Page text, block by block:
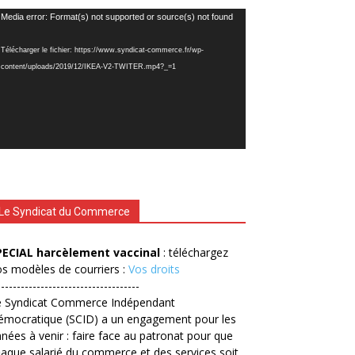
Media error: Format(s) not supported or source(s) not found
Télécharger le fichier: https://www.syndicat-commerce.fr/wp-
content/uploads/2019/12/IKEA-V2-TWITER.mp4?_=1
Le Syndicat du Commerce
harcèlement vaccinal : téléchargez
modèles de courriers : Vos droits
Syndicat Commerce Indépendant
(SCID) a un engagement pour les
à venir : faire face au patronat pour que